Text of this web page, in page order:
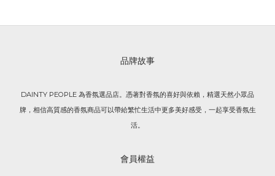
品牌故事
DAINTY PEOPLE 為香氛選品店。憑著對香氛的喜好與依賴，精選天然小眾品
牌，相信高質感的香氛商品可以帶給繁忙生活中更多美好感受，一起享受香氛生
活。
會員權益